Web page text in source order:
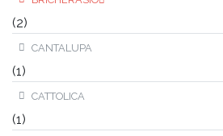
(2)
CANTALUPA
(1)
CATTOLICA
(1)